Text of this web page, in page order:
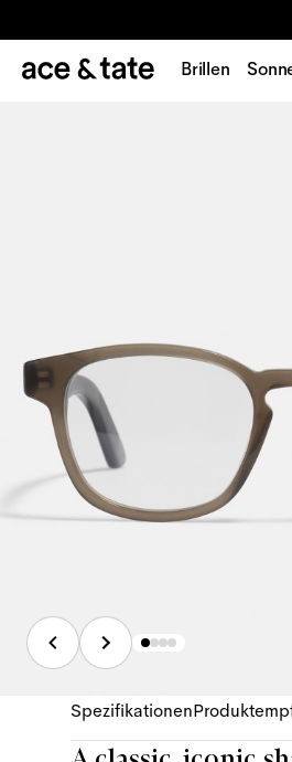
Brillen
Spezifikationen